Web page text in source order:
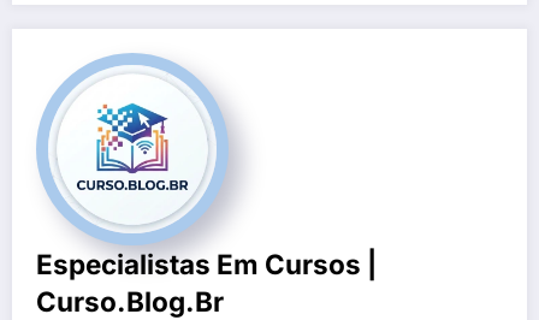
Especialistas Em Cursos |
Curso.blog.br